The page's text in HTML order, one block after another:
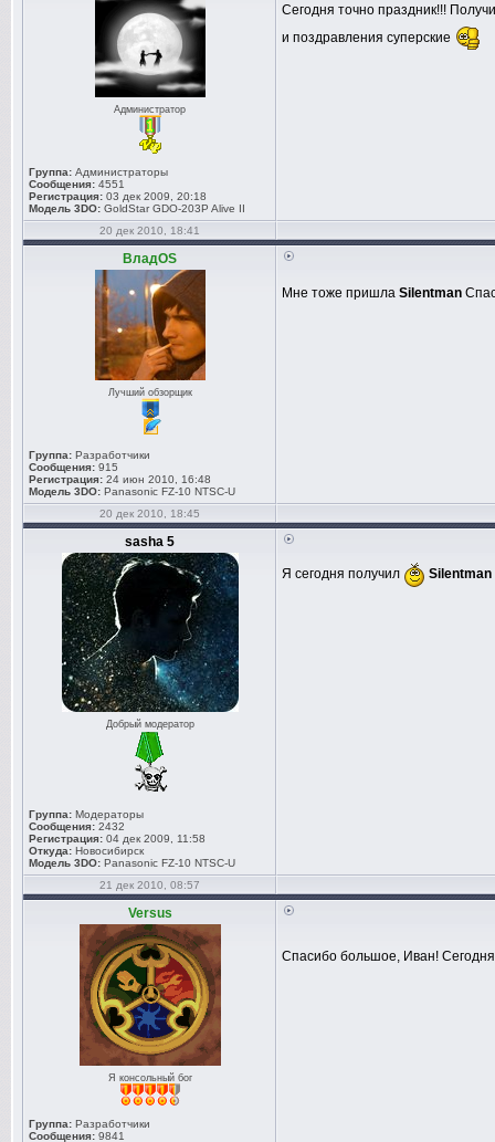
Администратор
Группа: Администраторы
Сообщения: 4551
Регистрация: 03 дек 2009, 20:18
Модель 3DO: GoldStar GDO-203P Alive II
Сегодня точно праздник!!!
и поздравления суперские
20 дек 2010, 18:41
ВладOS
Лучший обзорщик
Группа: Разработчики
Сообщения: 915
Регистрация: 24 июн 2010, 16:48
Модель 3DO: Panasonic FZ-10 NTSC-U
Мне тоже пришла Silentman
20 дек 2010, 18:45
sasha 5
Добрый модератор
Группа: Модераторы
Сообщения: 2432
Регистрация: 04 дек 2009, 11:58
Откуда: Новосибирск
Модель 3DO: Panasonic FZ-10 NTSC-U
Я сегодня получил Silentman
21 дек 2010, 08:57
Versus
Я консольный бог
Группа: Разработчики
Сообщения: 9841
Спасибо большое, Иван!